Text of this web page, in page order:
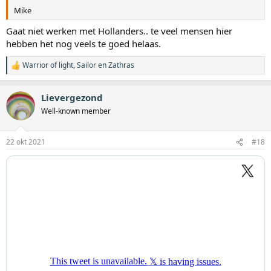
Mike
Gaat niet werken met Hollanders.. te veel mensen hier
hebben het nog veels te goed helaas.
W
a
r
d
e
n
g
Warrior of light,SailorenZathras
Lievergezond
Well-known member
22 okt 2021 #18